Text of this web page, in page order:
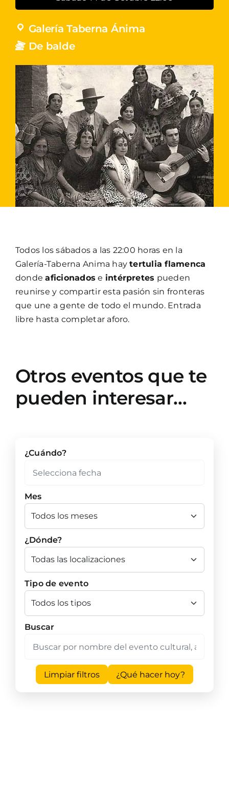
Galería Taberna Ánima
De balde
Todos los sábados a las 22:00 horas en la
Galería-Taberna Anima haytertulia flamenca
dondeaficionados e intérpretes pueden
reunirse y compartir esta pasión sin fronteras
que une a gente de todo el mundo. Entrada
libre hasta completar aforo.
Otros eventos que te
pueden interesar…
¿Cuándo?
Mes
¿Dónde?
Tipo de evento
Buscar
Limpiar filtros ¿Qué hacer hoy?